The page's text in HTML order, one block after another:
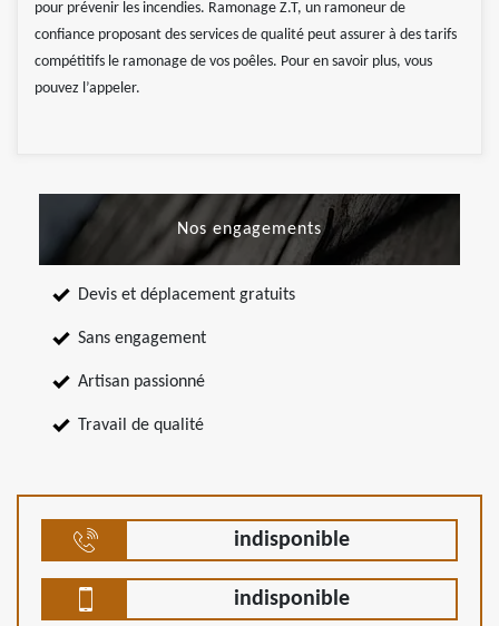
pour prévenir les incendies. Ramonage Z.T, un ramoneur de
confiance proposant des services de qualité peut assurer à des tarifs
compétitifs le ramonage de vos poêles. Pour en savoir plus, vous
pouvez l’appeler.
Nos engagements
Devis et déplacement gratuits
Sans engagement
Artisan passionné
Travail de qualité
indisponible
indisponible